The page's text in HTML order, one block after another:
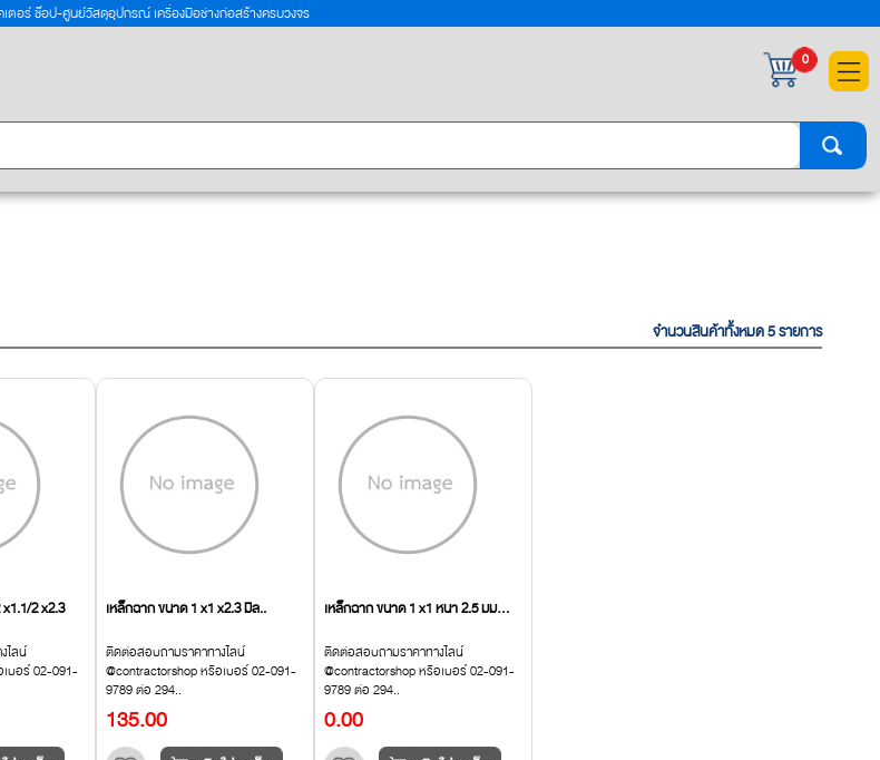
×
เตอร์ ช๊อป-ศูนย์วัสดุอุปกรณ์ เครื่องมือช่างก่อสร้างครบวงจร
0
จำนวนสินค้าทั้งหมด 5 รายการ
2 x2.3
ไลน์
เบอร์ 02-091-
เหล็กฉาก ขนาด 1 x1 x2.3 มิล..
ติดต่อสอบถามราคาทางไลน์
@contractorshop หรือเบอร์ 02-091-
9789 ต่อ 294..
135.00
เหล็กฉาก ขนาด 1 x1 หนา 2.5 มม...
ติดต่อสอบถามราคาทางไลน์
@contractorshop หรือเบอร์ 02-091-
9789 ต่อ 294..
0.00